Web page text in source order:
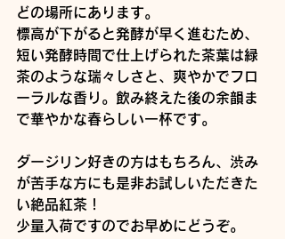
どの場所にあります。
標高が下がると発酵が早く進むため、
短い発酵時間で仕上げられた茶葉は緑
茶のような瑞々しさと、爽やかでフロ
ーラルな香り。飲み終えた後の余韻ま
で華やかな春らしい一杯です。
ダージリン好きの方はもちろん、渋み
が苦手な方にも是非お試しいただきた
い絶品紅茶！
少量入荷ですのでお早めにどうぞ。